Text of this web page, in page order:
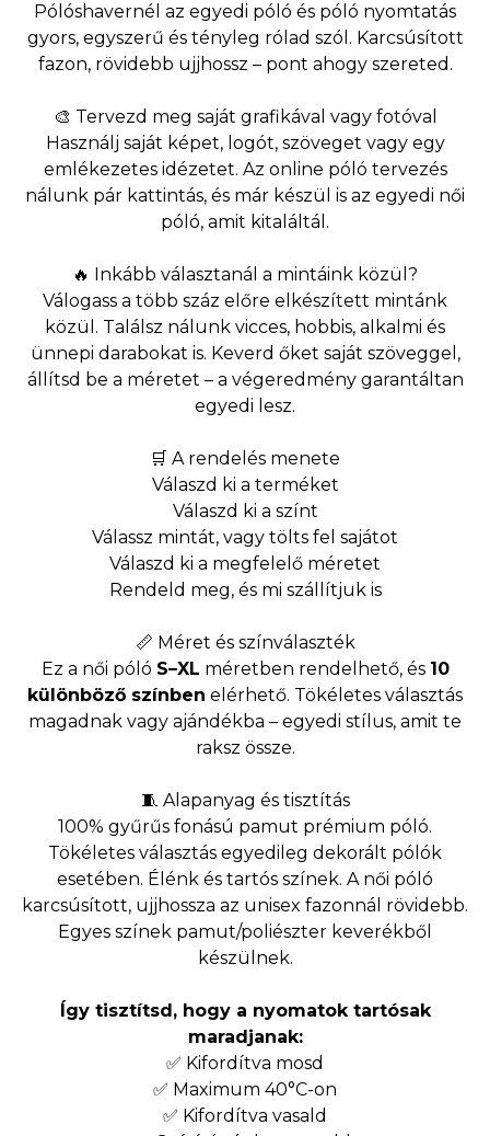
Pólóshavernél az egyedi póló és póló nyomtatás
gyors, egyszerű és tényleg rólad szól. Karcsúsított
fazon, rövidebb ujjhossz – pont ahogy szereted.
🎨 Tervezd meg saját grafikával vagy fotóval
Használj saját képet, logót, szöveget vagy egy
emlékezetes idézetet. Az online póló tervezés
nálunk pár kattintás, és már készül is az egyedi női
póló, amit kitaláltál.
🔥 Inkább választanál a mintáink közül?
Válogass a több száz előre elkészített mintánk
közül. Találsz nálunk vicces, hobbis, alkalmi és
ünnepi darabokat is. Keverd őket saját szöveggel,
állítsd be a méretet – a végeredmény garantáltan
egyedi lesz.
🛒 A rendelés menete
Válaszd ki a terméket
Válaszd ki a színt
Válassz mintát, vagy tölts fel sajátot
Válaszd ki a megfelelő méretet
Rendeld meg, és mi szállítjuk is
📏 Méret és színválaszték
Ez a női póló S–XL méretben rendelhető, és 10
különböző színben elérhető. Tökéletes választás
magadnak vagy ajándékba – egyedi stílus, amit te
raksz össze.
🧵 Alapanyag és tisztítás
100% gyűrűs fonású pamut prémium póló.
Tökéletes választás egyedileg dekorált pólók
esetében. Élénk és tartós színek. A női póló
karcsúsított, ujjhossza az unisex fazonnál rövidebb.
Egyes színek pamut/poliészter keverékből
készülnek.
Így tisztítsd, hogy a nyomatok tartósak
maradjanak:
✅ Kifordítva mosd
✅ Maximum 40°C-on
✅ Kifordítva vasald